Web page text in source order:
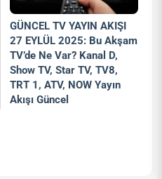
GÜNCEL TV YAYIN AKIŞI
27 EYLÜL 2025: Bu Akşam
TV’de Ne Var? Kanal D,
Show TV, Star TV, TV8,
TRT 1, ATV, NOW Yayın
Akışı Güncel